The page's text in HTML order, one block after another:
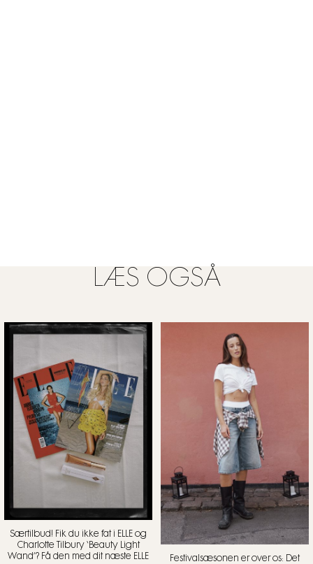
LÆS OGSÅ
Særtilbud! Fik du ikke fat i ELLE og
Charlotte Tilbury ‘Beauty Light
Wand’? Få den med dit næste ELLE
Festivalsæsonen er over os: Det